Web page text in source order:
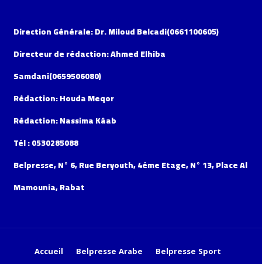
Direction Générale: Dr. Miloud Belcadi(0661100605)
Directeur de rédaction: Ahmed Elhiba
Samdani(0659506080)
Rédaction: Houda Meqor
Rédaction: Nassima Kâab
Tél : 0530285088
Belpresse, N° 6, Rue Beryouth, 4éme Etage, N° 13, Place Al
Mamounia, Rabat
Accueil Belpresse Arabe Belpresse Sport